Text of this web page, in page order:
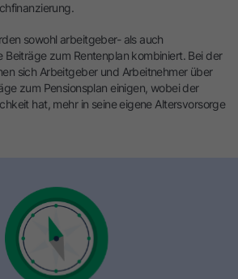
sowohl arbeitgeber- als auch
Beiträge zum Rentenplan kombiniert. Bei der
sich Arbeitgeber und Arbeitnehmer über
zum Pensionsplan einigen, wobei der
hat, mehr in seine eigene Altersvorsorge